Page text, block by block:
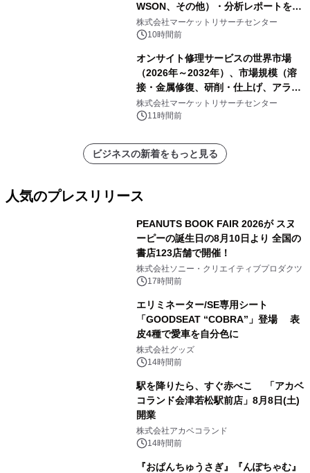
WSON、その他）・分析レポートを発
表
株式会社マーケットリサーチセンター
10時間前
オンサイト修理サービスの世界市場
（2026年～2032年）、市場規模（溶
接・金属修復、研削・仕上げ、アライ
メント、その他）・分析レポートを発
表
株式会社マーケットリサーチセンター
11時間前
ビジネスの新着をもっと見る
人気のプレスリリース
PEANUTS BOOK FAIR 2026が スヌ
ーピーの誕生日の8月10日より 全国の
書店123店舗で開催！
株式会社ソニー・クリエイティブプロダクツ
17時間前
エリミネーター/SE専用シート
「GOODSEAT “COBRA”」登場 表
皮4種で愛車を自分色に
株式会社グッズ
14時間前
駅を降りたら、すぐ赤べこ 「アカベ
コランド会津若松駅前店」8月8日(土)
開業
株式会社アカベコランド
14時間前
『おぱんちゅうさぎ』『んぽちゃむ』